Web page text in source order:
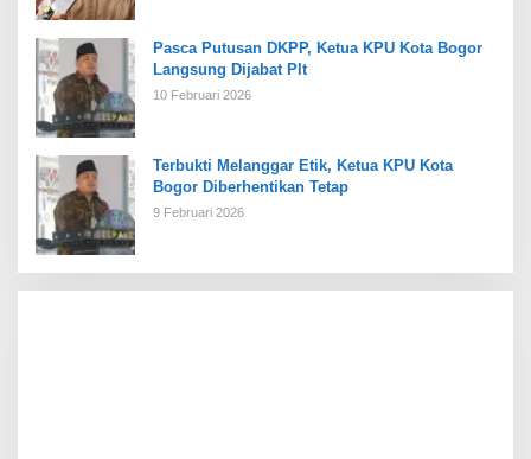
Pasca Putusan DKPP, Ketua KPU Kota Bogor
Langsung Dijabat Plt
10 Februari 2026
Terbukti Melanggar Etik, Ketua KPU Kota
Bogor Diberhentikan Tetap
9 Februari 2026